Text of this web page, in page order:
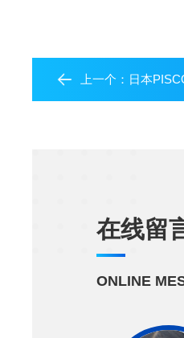
上一个： 日本PISCO
在线留
ONLINE